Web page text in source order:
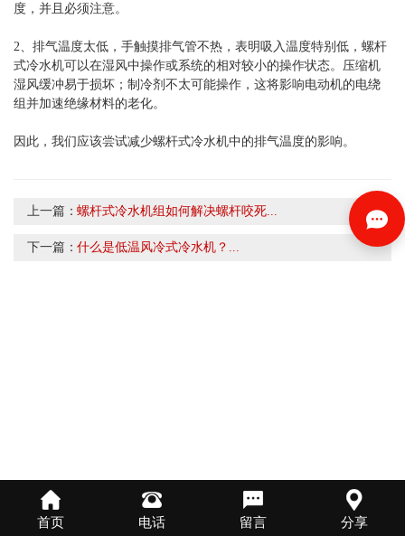
度，并且必须注意。
2、排气温度太低，手触摸排气管不热，表明吸入温度特别低，螺杆
式冷水机可以在湿风中操作或系统的相对较小的操作状态。压缩机
湿风缓冲易于损坏；制冷剂不太可能操作，这将影响电动机的电绕
组并加速绝缘材料的老化。
因此，我们应该尝试减少螺杆式冷水机中的排气温度的影响。
上一篇：螺杆式冷水机组如何解决螺杆咬死...
下一篇：什么是低温风冷式冷水机？...
首页 电话 留言 分享